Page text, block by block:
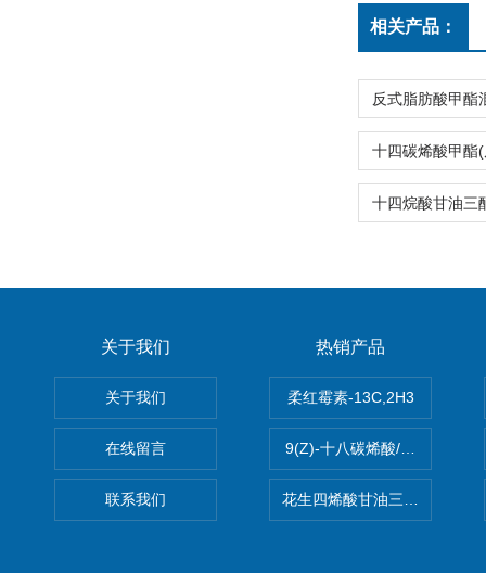
相关产品：
关于我们
关于我们
在线留言
联系我们
热销产品
柔红霉素-13C,2H3
9(Z)-十八碳烯酸/油酸
花生四烯酸甘油三酯(顺式-